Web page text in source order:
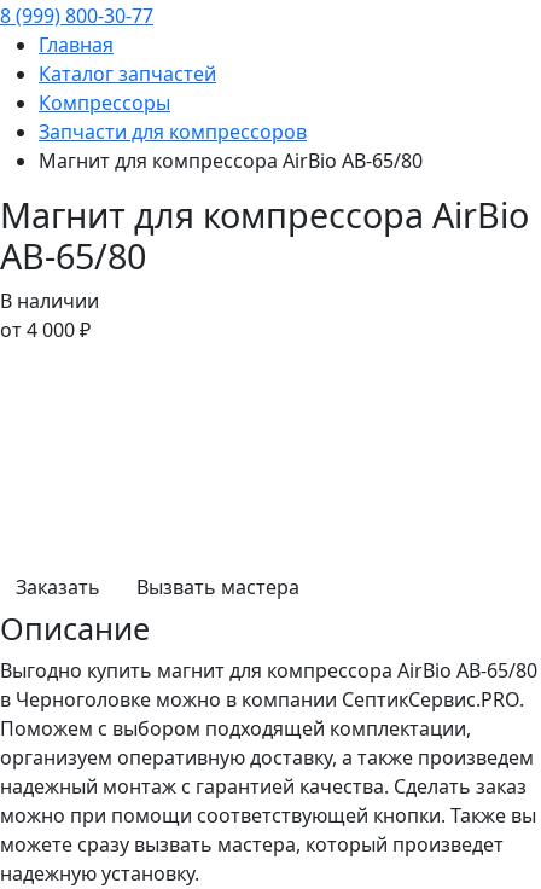
8 (999) 800-30-77
Главная
Каталог запчастей
Компрессоры
Запчасти для компрессоров
Магнит для компрессора AirBio AB-65/80
Магнит для компрессора AirBio
AB-65/80
В наличии
от 4 000 ₽
Заказать Вызвать мастера
Описание
Выгодно купить магнит для компрессора AirBio AB-65/80
в Черноголовке можно в компании СептикСервис.PRO.
Поможем с выбором подходящей комплектации,
организуем оперативную доставку, а также произведем
надежный монтаж с гарантией качества. Сделать заказ
можно при помощи соответствующей кнопки. Также вы
можете сразу вызвать мастера, который произведет
надежную установку.